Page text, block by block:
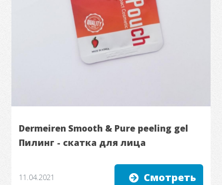
Dermeiren Smooth & Pure peeling gel
Пилинг - скатка для лица
11.04.2021 Смотреть